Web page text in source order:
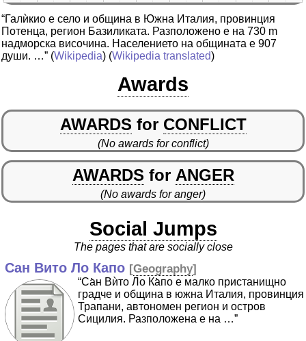
“Галѝкио е село и община в Южна Италия, провинция
Потенца, регион Базиликата. Разположено е на 730 m
надморска височина. Населението на общината е 907
души. …” (Wikipedia) (Wikipedia translated)
Awards
AWARDS for CONFLICT
(No awards for conflict)
AWARDS for ANGER
(No awards for anger)
Social Jumps
The pages that are socially close
Сан Вито Ло Капо [Geography]
“Са̀н Вѝто Ло Ка̀по е малко пристанищно
градче и община в южна Италия, провинция
Трапани, автономен регион и остров
Сицилия. Разположена е на …”